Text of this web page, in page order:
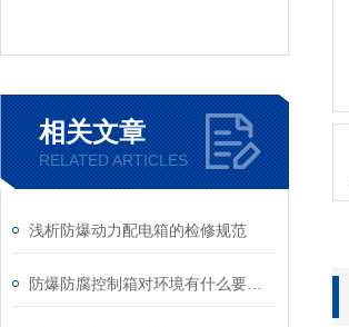
相关文章
RELATED ARTICLES
浅析防爆动力配电箱的检修规范